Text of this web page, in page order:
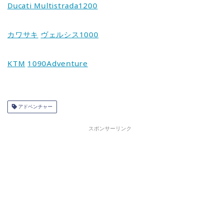
Ducati Multistrada1200
カワサキ ヴェルシス1000
KTM 1090Adventure
アドベンチャー
スポンサーリンク